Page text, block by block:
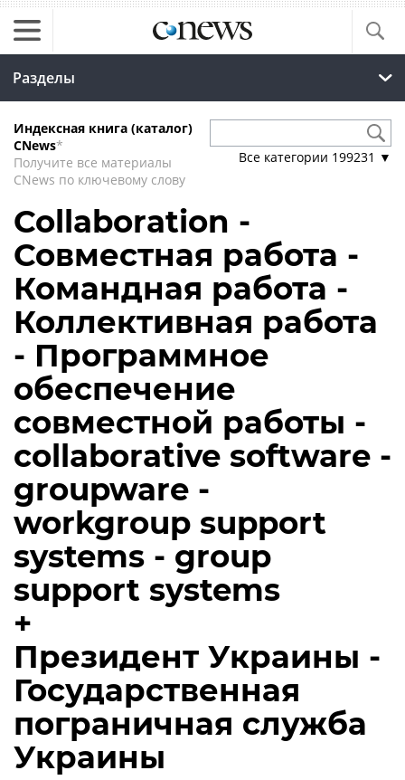
Разделы
Индексная книга (каталог)
CNews*
Получите все материалы
CNews по ключевому слову
Все категории 199231 ▼
Collaboration -
Совместная работа -
Командная работа -
Коллективная работа
- Программное
обеспечение
совместной работы -
collaborative software -
groupware -
workgroup support
systems - group
support systems
+
Президент Украины -
Государственная
пограничная служба
Украины